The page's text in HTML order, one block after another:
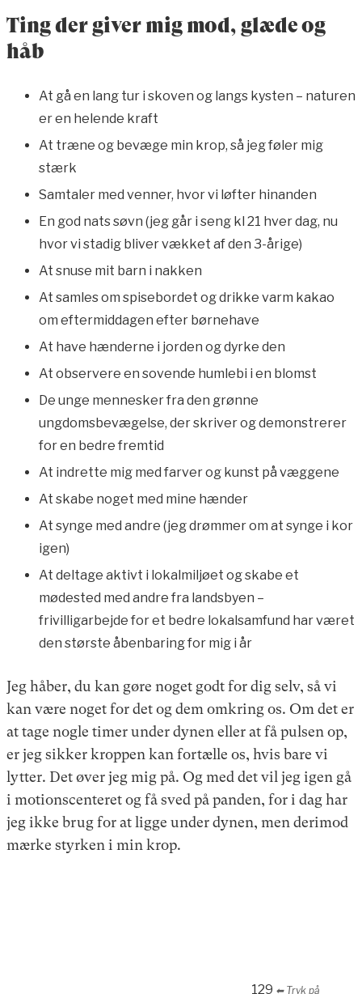
Ting der giver mig mod, glæde og
håb
At gå en lang tur i skoven og langs kysten – naturen
er en helende kraft
At træne og bevæge min krop, så jeg føler mig
stærk
Samtaler med venner, hvor vi løfter hinanden
En god nats søvn (jeg går i seng kl 21 hver dag, nu
hvor vi stadig bliver vækket af den 3-årige)
At snuse mit barn i nakken
At samles om spisebordet og drikke varm kakao
om eftermiddagen efter børnehave
At have hænderne i jorden og dyrke den
At observere en sovende humlebi i en blomst
De unge mennesker fra den grønne
ungdomsbevægelse, der skriver og demonstrerer
for en bedre fremtid
At indrette mig med farver og kunst på væggene
At skabe noget med mine hænder
At synge med andre (jeg drømmer om at synge i kor
igen)
At deltage aktivt i lokalmiljøet og skabe et
mødested med andre fra landsbyen –
frivilligarbejde for et bedre lokalsamfund har været
den største åbenbaring for mig i år
Jeg håber, du kan gøre noget godt for dig selv, så vi
kan være noget for det og dem omkring os. Om det er
at tage nogle timer under dynen eller at få pulsen op,
er jeg sikker kroppen kan fortælle os, hvis bare vi
lytter. Det øver jeg mig på. Og med det vil jeg igen gå
i motionscenteret og få sved på panden, for i dag har
jeg ikke brug for at ligge under dynen, men derimod
mærke styrken i min krop.
129 ⬅︎ Tryk på